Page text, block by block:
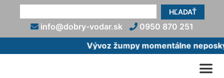
HĽADAŤ
info@dobry-vodar.sk
0950 870 251
Vývoz žumpy momentálne